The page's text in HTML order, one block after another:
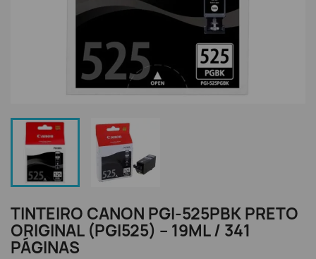
TINTEIRO CANON PGI-525PBK PRETO
ORIGINAL (PGI525) – 19ML / 341
PÁGINAS